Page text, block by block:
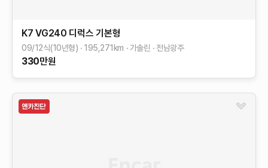
K7 VG240 디럭스 기본형
09/12식(10년형) 195,271 km 가솔린 전남광주
330만원